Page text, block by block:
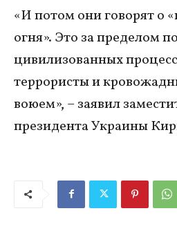
«И потом они говорят о
огня». Это за пределом
цивилизованных
террористы и
воюем», – заявил
президента Украины